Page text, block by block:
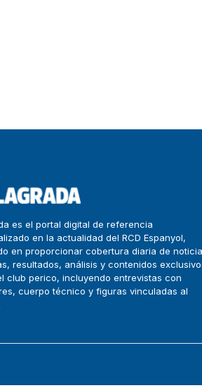
es el portal digital de referencia
en la actualidad del RCD Espanyol,
en proporcionar cobertura diaria de
resultados, análisis y contenidos
club perico, incluyendo entrevistas con
cuerpo técnico y figuras vinculadas al